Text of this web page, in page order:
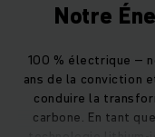
Notre
100 % électrique –
ans de la conviction
conduire la
carbone. En tant